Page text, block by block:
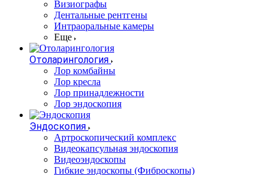
Визиографы
Дентальные рентгены
Интраоральные камеры
Еще
Отоларингология
Лор комбайны
Лор кресла
Лор принадлежности
Лор эндоскопия
Эндоскопия
Артроскопический комплекс
Видеокапсульная эндоскопия
Видеоэндоскопы
Гибкие эндоскопы (Фиброcкопы)